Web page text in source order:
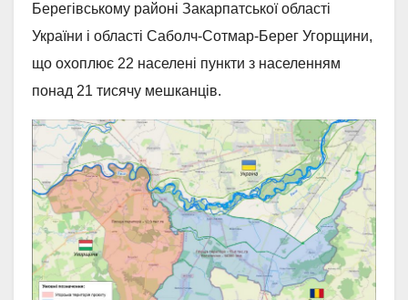
Берегівському районі Закарпатської області
України і області Саболч-Сотмар-Берег Угорщини,
що охоплює 22 населені пункти з населенням
понад 21 тисячу мешканців.